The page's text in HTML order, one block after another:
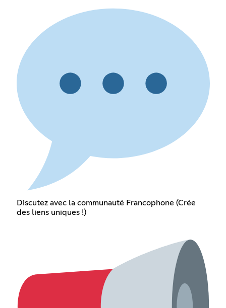
Discutez avec la communauté Francophone (Crée
des liens uniques !)